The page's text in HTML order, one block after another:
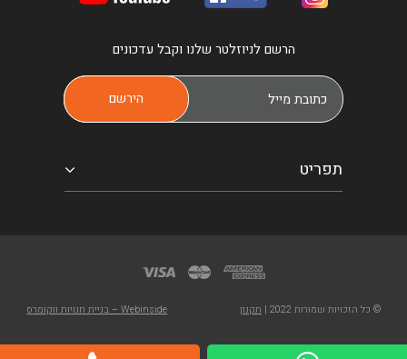
הרשם לניוזלטר שלנו וקבל עדכונים
תפריט
© כל הזכויות שמורות 2022 | תקנון Webinside – בניית חנויות ווקומרס